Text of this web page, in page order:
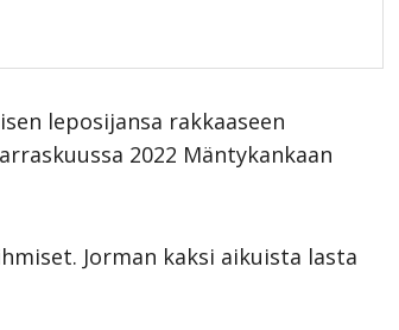
leposijansa rakkaaseen
2022 Mäntykankaan
Jorman kaksi aikuista lasta